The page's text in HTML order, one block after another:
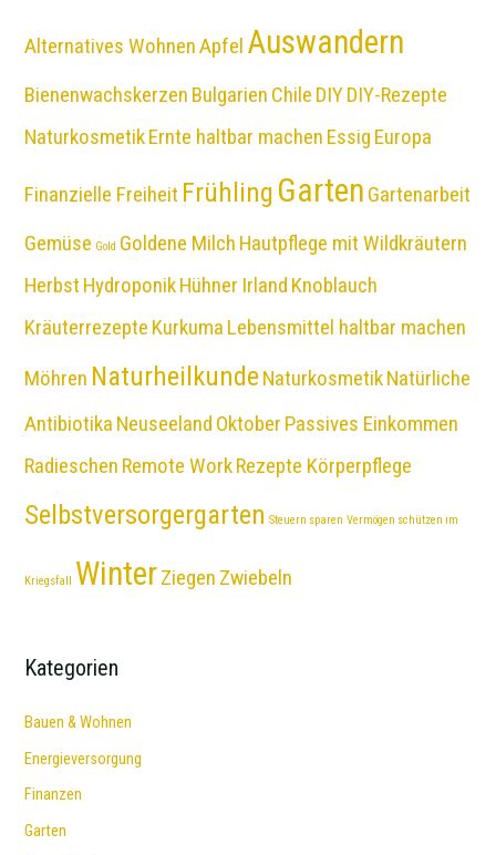
Alternatives WohnenApfel Auswandern
Bienenwachskerzen Bulgarien Chile DIYDIY-Rezepte
NaturkosmetikErnte haltbar machen Essig Europa
Finanzielle Freiheit Frühling Garten Gartenarbeit
Gemüse Gold Goldene Milch Hautpflege mit Wildkräutern
Herbst HydroponikHühner Irland Knoblauch
Kräuterrezepte Kurkuma Lebensmittel haltbar machen
Möhren NaturheilkundeNaturkosmetikNatürliche
Antibiotika Neuseeland Oktober Passives Einkommen
Radieschen Remote WorkRezepte Körperpflege
Selbstversorgergarten Steuern sparen Vermögen schützen im
Kriegsfall WinterZiegen Zwiebeln
Kategorien
Bauen & Wohnen
Energieversorgung
Finanzen
Garten